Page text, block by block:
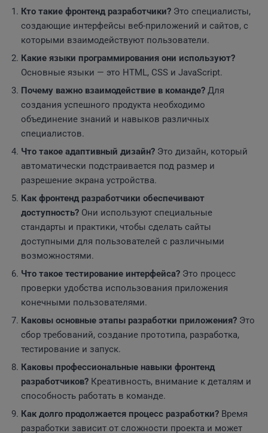
Кто такие фронтенд разработчики? Это специалисты,
создающие интерфейсы веб-приложений и сайтов, с
которыми взаимодействуют пользователи.
Какие языки программирования они используют?
Основные языки — это HTML, CSS и JavaScript.
Почему важно взаимодействие в команде? Для
создания успешного продукта необходимо
объединение знаний и навыков различных
специалистов.
Что такое адаптивный дизайн? Это дизайн, который
автоматически подстраивается под размер и
разрешение экрана устройства.
Как фронтенд разработчики обеспечивают
доступность? Они используют специальные
стандарты и практики, чтобы сделать сайты
доступными для пользователей с различными
возможностями.
Что такое тестирование интерфейса? Это процесс
проверки удобства использования приложения
конечными пользователями.
Каковы основные этапы разработки приложения? Это
сбор требований, создание прототипа, разработка,
тестирование и запуск.
Каковы профессиональные навыки фронтенд
разработчиков? Креативность, внимание к деталям и
способность работать в команде.
Как долго продолжается процесс разработки? Время
разработки зависит от сложности проекта и может